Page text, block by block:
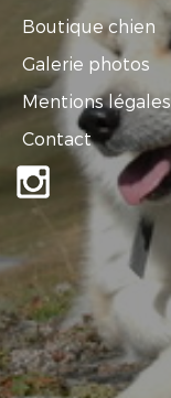
Boutique chien
Galerie photos
Mentions légales
Contact